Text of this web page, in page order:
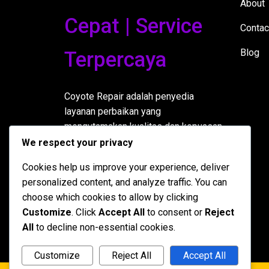
Cepat | Service
Terpercaya
Coyote Repair adalah penyedia
layanan perbaikan yang
mengutamakan kualitas dan kepuasan
pelanggan. Kami berkomitmen untuk
setiap masalah perbaikan Anda.
About
Blog
We respect your privacy
Cookies help us improve your experience, deliver
personalized content, and analyze traffic. You can
choose which cookies to allow by clicking
Customize. Click Accept All to consent or Reject
All
to decline non-essential cookies.
Customize Reject All Accept All